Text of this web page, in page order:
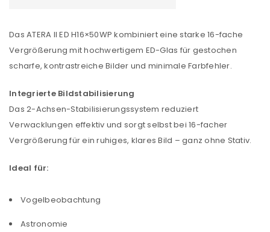
Das ATERA II ED H16×50WP kombiniert eine starke 16-fache
Vergrößerung mit hochwertigem ED-Glas für gestochen
scharfe, kontrastreiche Bilder und minimale Farbfehler.
Integrierte Bildstabilisierung
Das 2-Achsen-Stabilisierungssystem reduziert
Verwacklungen effektiv und sorgt selbst bei 16-facher
Vergrößerung für ein ruhiges, klares Bild – ganz ohne Stativ.
Ideal für:
Vogelbeobachtung
Astronomie